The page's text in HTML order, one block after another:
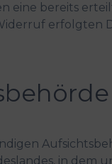
eine bereits
erfolgten
in dem